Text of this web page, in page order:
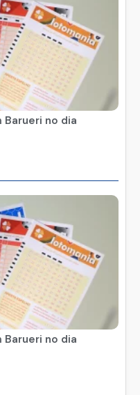
Barueri no dia
Barueri no dia